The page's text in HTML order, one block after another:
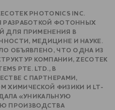
PHOTONICS INC.
РАЗРАБОТКОЙ ФОТОННЫХ
ДЛЯ ПРИМЕНЕНИЯ В
МЕДИЦИНЕ И НАУКЕ.
ОБЪЯВЛЕНО, ЧТО ОДНА ИЗ
КОМПАНИИ, ZECOTEK
PTE. LTD., В
С ПАРТНЕРАМИ,
ХИМИЧЕСКОЙ ФИЗИКИ И LT-
«УНИКАЛЬНУЮ
ПРОИЗВОДСТВА